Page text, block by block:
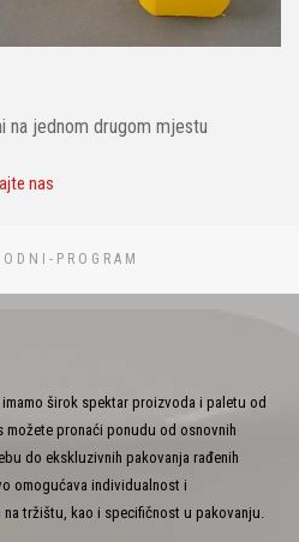
na jednom drugom mjestu
nas
D N I - P R O G R A M
širok spektar proizvoda i paletu od
možete pronaći ponudu od osnovnih
do ekskluzivnih pakovanja rađenih
omogućava individualnost i
tržištu, kao i specifičnost u pakovanju.